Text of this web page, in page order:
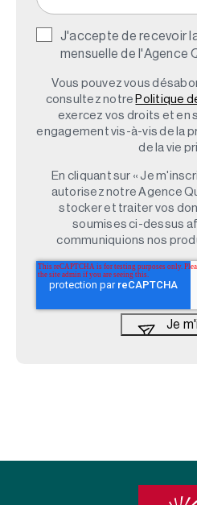
J'accepte de recevoir
mensuelle de l'Agence
Vous pouvez vous
consultez notre Politique
exercez vos droits et en
engagement vis-à-vis de la
de la vie
En cliquant sur « Je
autorisez notre Agence
stocker et traiter vos
soumises ci-dessus
communiquions nos